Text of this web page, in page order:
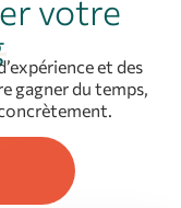
votre
et des
gagner du temps,